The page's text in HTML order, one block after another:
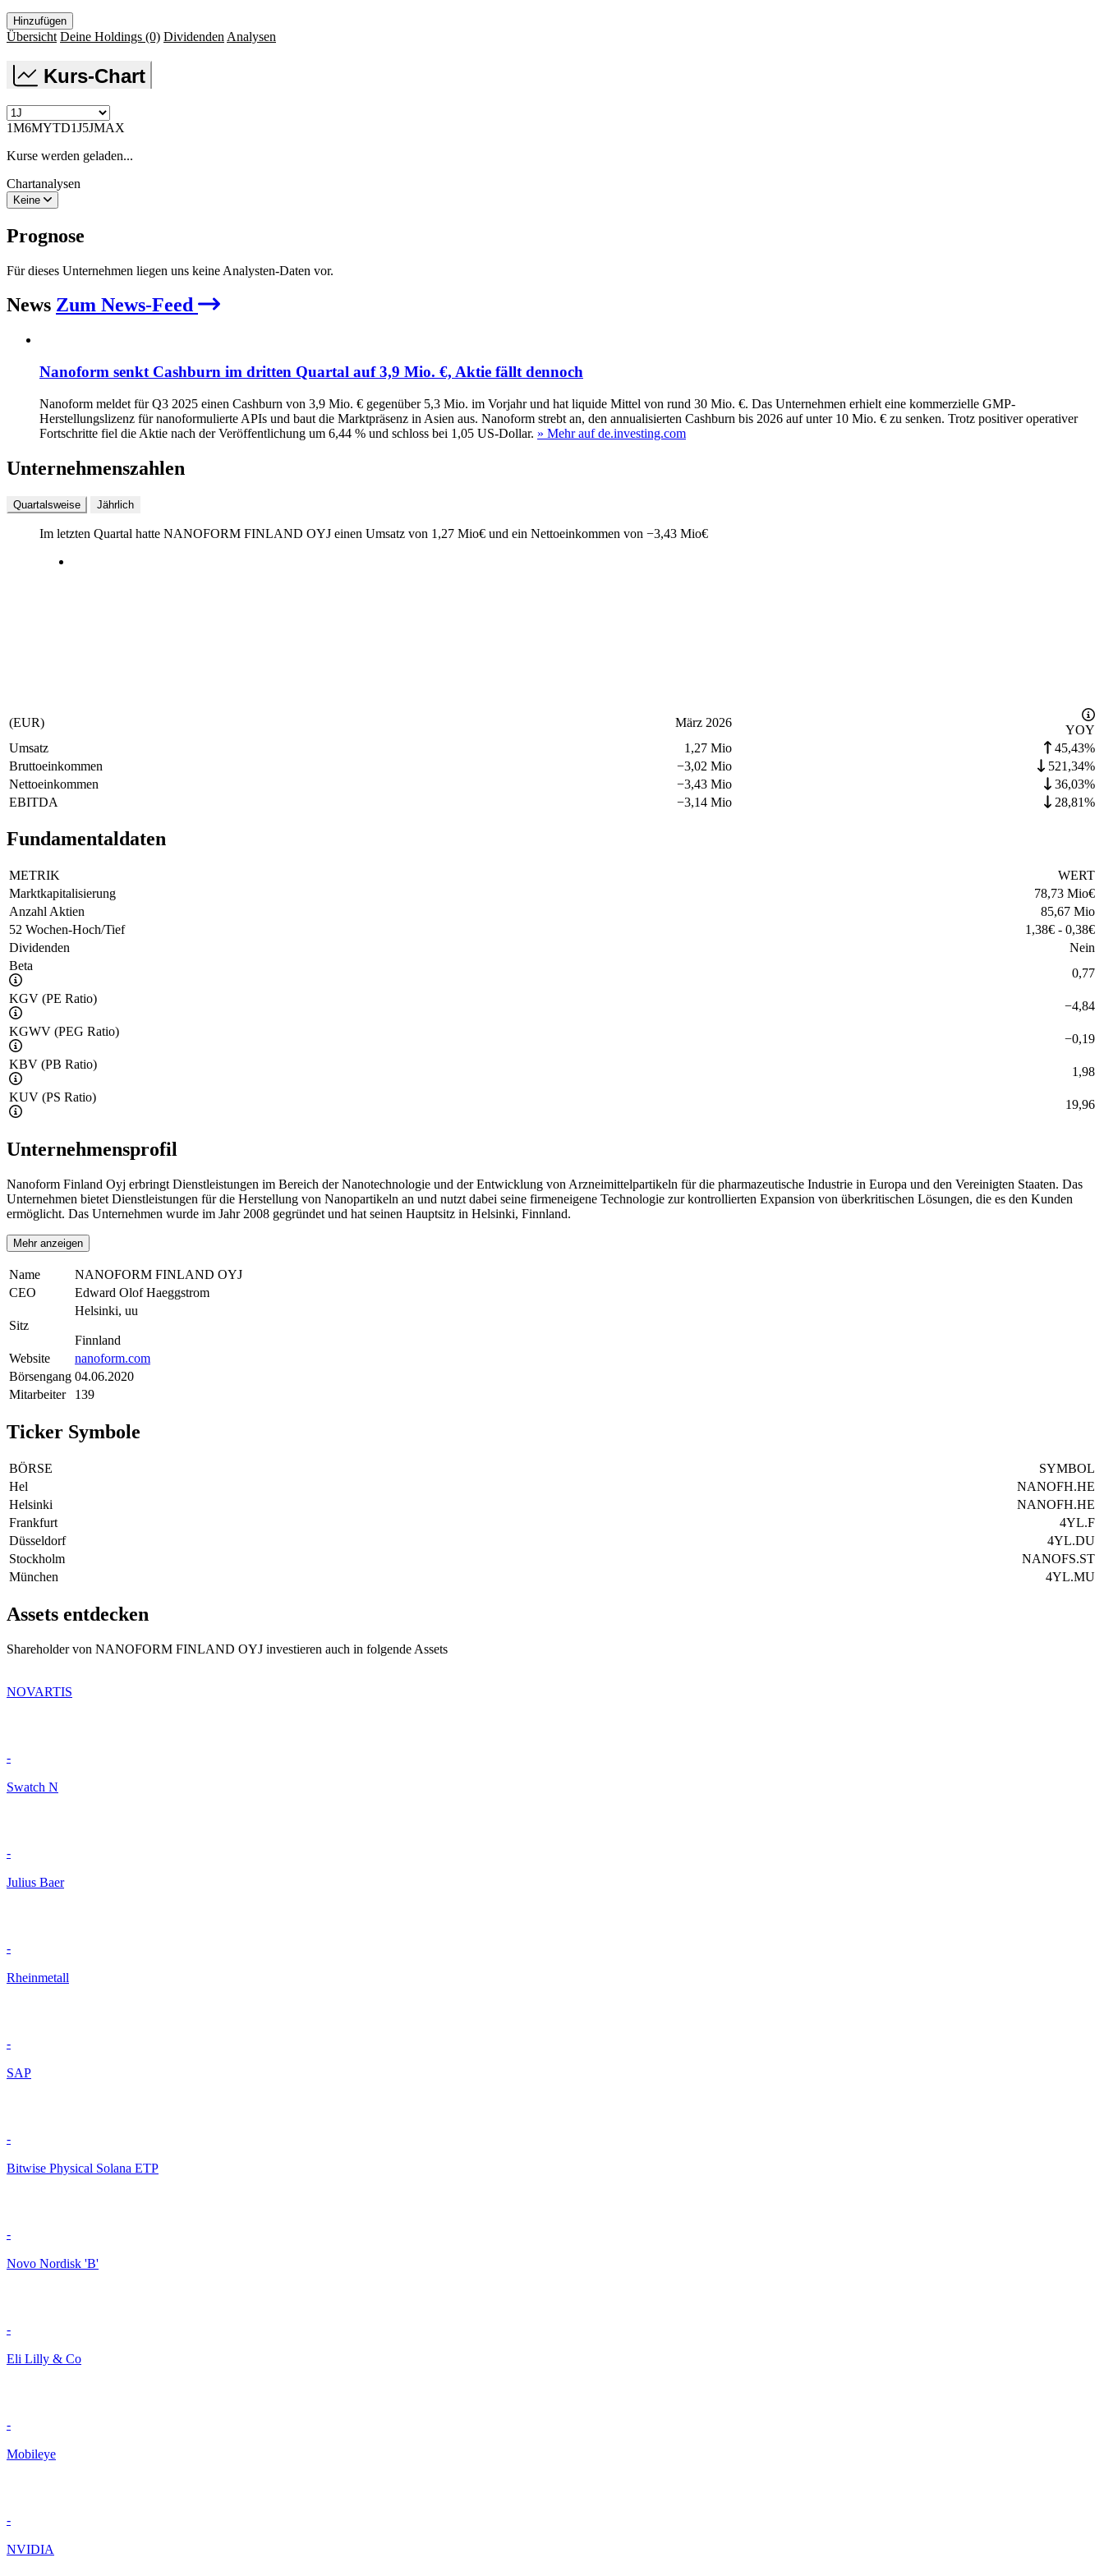
Hinzufügen
Übersicht Deine Holdings (0) Dividenden Analysen
Kurs-Chart
1M6MYTD1J5JMAX
Kurse werden geladen...
Chartanalysen
Keine
Prognose
Für dieses Unternehmen liegen uns keine Analysten-Daten vor.
News Zum News-Feed
Nanoform senkt Cashburn im dritten Quartal auf 3,9 Mio. €, Aktie fällt dennoch
Nanoform meldet für Q3 2025 einen Cashburn von 3,9 Mio. € gegenüber 5,3 Mio. im Vorjahr und hat liquide Mittel von rund 30 Mio. €. Das Unternehmen erhielt eine kommerzielle GMP-
Herstellungslizenz für nanoformulierte APIs und baut die Marktpräsenz in Asien aus. Nanoform strebt an, den annualisierten Cashburn bis 2026 auf unter 10 Mio. € zu senken. Trotz positiver operativer
Fortschritte fiel die Aktie nach der Veröffentlichung um 6,44 % und schloss bei 1,05 US-Dollar. » Mehr auf de.investing.com
Unternehmenszahlen
Quartalsweise Jährlich
Im letzten Quartal hatte NANOFORM FINLAND OYJ einen Umsatz von 1,27 Mio€ und ein Nettoeinkommen von −3,43 Mio€
(EUR) März 2026
YOY
Umsatz
1,27 Mio
45,43%
Bruttoeinkommen
−3,02 Mio
521,34%
Nettoeinkommen
−3,43 Mio
36,03%
EBITDA
−3,14 Mio 28,81%
Fundamentaldaten
METRIK
WERT
Marktkapitalisierung
78,73 Mio€
Anzahl Aktien
85,67 Mio
52 Wochen-Hoch/Tief
1,38€ - 0,38€
Dividenden
Nein
Beta
0,77
KGV (PE Ratio)
−4,84
KGWV (PEG Ratio)
−0,19
KBV (PB Ratio)
1,98
KUV (PS Ratio)
19,96
Unternehmensprofil
Nanoform Finland Oyj erbringt Dienstleistungen im Bereich der Nanotechnologie und der Entwicklung von Arzneimittelpartikeln für die pharmazeutische Industrie in Europa und den Vereinigten Staaten. Das
Unternehmen bietet Dienstleistungen für die Herstellung von Nanopartikeln an und nutzt dabei seine firmeneigene Technologie zur kontrollierten Expansion von überkritischen Lösungen, die es den Kunden
ermöglicht. Das Unternehmen wurde im Jahr 2008 gegründet und hat seinen Hauptsitz in Helsinki, Finnland.
Mehr anzeigen
Name
NANOFORM FINLAND OYJ
CEO
Edward Olof Haeggstrom
Sitz
Helsinki, uu
Finnland
Website
nanoform.com
Börsengang 04.06.2020
Mitarbeiter
139
Ticker Symbole
BÖRSE
SYMBOL
Hel
NANOFH.HE
Helsinki
NANOFH.HE
Frankfurt
4YL.F
Düsseldorf
4YL.DU
Stockholm
NANOFS.ST
München
4YL.MU
Assets entdecken
Shareholder von NANOFORM FINLAND OYJ investieren auch in folgende Assets
NOVARTIS
-
Swatch N
-
Julius Baer
-
Rheinmetall
-
SAP
-
Bitwise Physical Solana ETP
-
Novo Nordisk 'B'
-
Eli Lilly & Co
-
Mobileye
-
NVIDIA